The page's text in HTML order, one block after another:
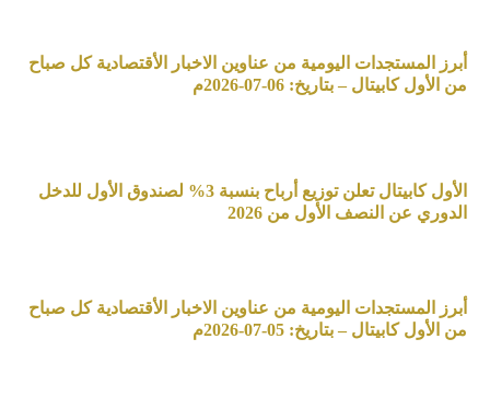
أبرز المستجدات اليومية من عناوين الاخبار الأقتصادية كل صباح
من الأول كابيتال – بتاريخ: 06-07-2026م
الأول كابيتال تعلن توزيع أرباح بنسبة 3% لصندوق الأول للدخل
الدوري عن النصف الأول من 2026
أبرز المستجدات اليومية من عناوين الاخبار الأقتصادية كل صباح
من الأول كابيتال – بتاريخ: 05-07-2026م